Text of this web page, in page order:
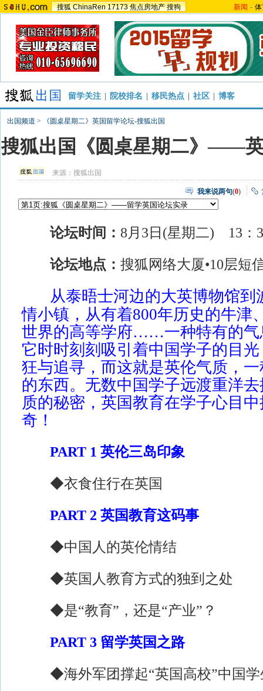
搜狐 ChinaRen 17173 焦点房地产 搜狗 新闻 -
留学关注 院校排名 移民热点 社区 博客
出国频道 > 《圆桌星期二》英国留学论坛-搜狐出国
搜狐出国《圆桌星期二》——
来源：搜狐出国
我来说两句(0)
论坛时间： 8月3日(星期二) 13：
论坛地点： 搜狐网络大厦•10层短
从泰晤士河边的大英博物馆到
情小镇，从有着800年历史的牛津
世界的高等学府……一种特有的气
它时时刻刻吸引着中国学子的目
狂与追寻，而这就是英伦气质，
的东西。无数中国学子远渡重洋
质的秘密，英国教育在学子心目
奇！
PART 1 英伦三岛印象
◆衣食住行在英国
PART 2 英国教育这码事
◆中国人的英伦情结
◆英国人教育方式的独到之处
◆是“教育”，还是“产业”？
PART 3 留学英国之路
◆海外军团撑起“英国高校”中国学